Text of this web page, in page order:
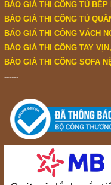
BÁO GIÁ THI CÔNG TỦ BẾP
BÁO GIÁ THI CÔNG TỦ
BÁO GIÁ THI CÔNG VÁCH
BÁO GIÁ THI CÔNG TAY
BÁO GIÁ THI CÔNG SOFA
------